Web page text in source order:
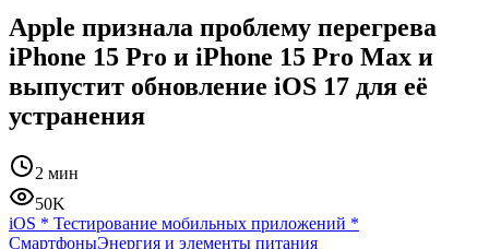
Apple признала проблему перегрева
iPhone 15 Pro и iPhone 15 Pro Max и
выпустит обновление iOS 17 для её
устранения
2 мин
50K
iOS * Тестирование мобильных приложений *
СмартфоныЭнергия и элементы питания